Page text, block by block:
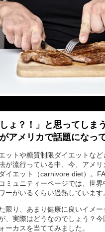
ネルギー不足の環境下では摂取
て使われてしまうため、タン
ラーゲン合成力も低下している
るとシワやたるみ、肌荒れと
す。また、骨もタンパク質から
て将来の骨粗鬆症リスクが上が
イエット」をすることは美と健
謝を維持しながら健康的に美
ルギー量が必要であり、特に
重要であることは大きなポイ
しょ？！」と思ってしま
アメリカで話題になっ
ットや糖質制限ダイエットな
が流行っている中、今、アメ
イエット（carnivore diet）。
ミュニティーページでは、世
ーがいるくらい過熱しています
限り、あまり健康に良いイメ
、実際はどうなのでしょう？
ーカスを当ててみました。